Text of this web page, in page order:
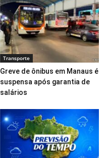
Transporte
Greve de ônibus em Manaus é
suspensa após garantia de
salários